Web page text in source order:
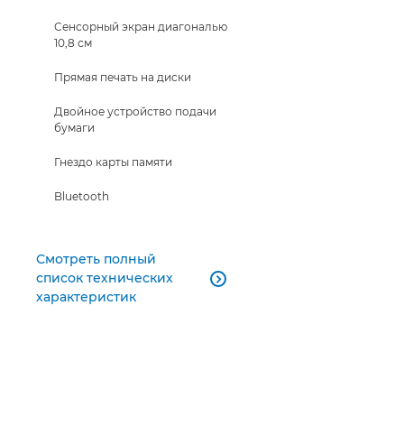
Сенсорный экран диагональю
10,8 см
Прямая печать на диски
Двойное устройство подачи
бумаги
Гнездо карты памяти
Bluetooth
Смотреть полный
список технических
характеристик
